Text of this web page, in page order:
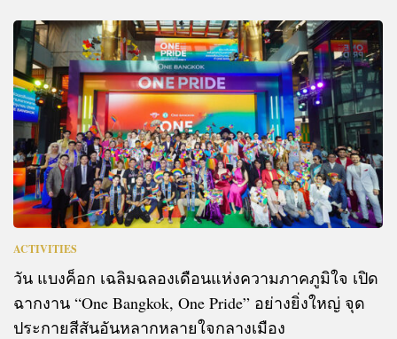
ACTIVITIES
วัน แบงค็อก เฉลิมฉลองเดือนแห่งความภาคภูมิใจ เปิด
ฉากงาน “One Bangkok, One Pride” อย่างยิ่งใหญ่ จุด
ประกายสีสันอันหลากหลายใจกลางเมือง